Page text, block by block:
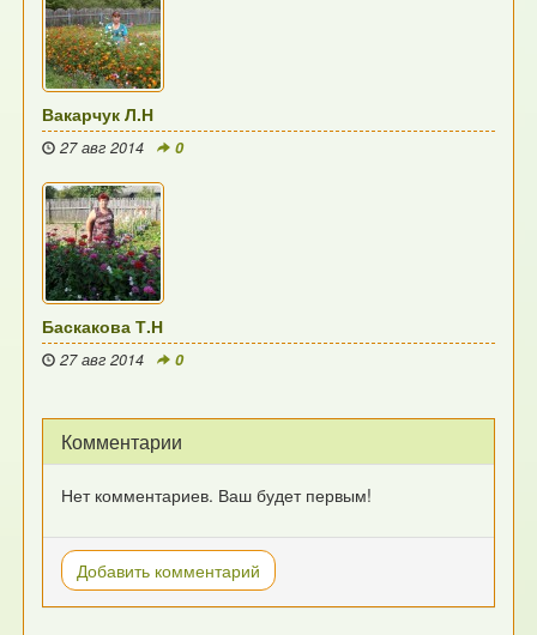
Вакарчук Л.Н
27 авг 2014 0
Баскакова Т.Н
27 авг 2014 0
Комментарии
Нет комментариев. Ваш будет первым!
Добавить комментарий